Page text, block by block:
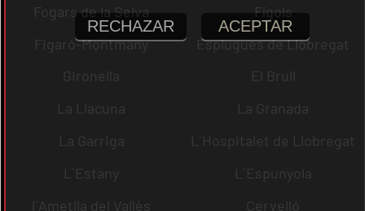
Fogars de la Selva
Fígols
Figaró-Montmany
Esplugues de Llobregat
Gironella
El Brull
La Llacuna
La Granada
La Garriga
L´Hospitalet de Llobregat
L´Estany
L´Espunyola
l´Ametlla del Vallès
Cervelló
RECHAZAR ACEPTAR